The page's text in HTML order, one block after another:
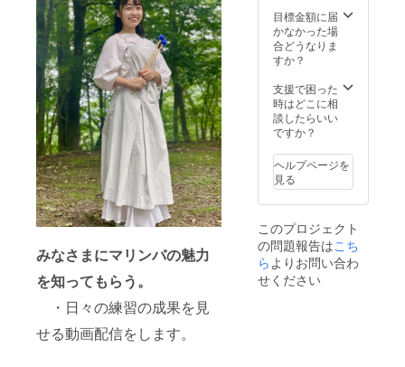
みなさまにマリンバの魅力
を知ってもらう。
・日々の練習の成果を見
せる動画配信をします。
ます！ （マリン
バで弾いて欲し
い曲や、思い出
の詰まった曲、
ど） ※カバー曲
に関しては「権
利元やJASRAC
などの管理団体
ただいたものに
限るかそれに該
当しない曲」と
します。何らか
しらの問題があ
れば、責任は当
方でとります。
・あなたの主催
のイベントに参
目標金額に届
かなかった場
合どうなりま
すか？
支援で困った
時はどこに相
談したらいい
ですか？
ヘルプページを
見る
このプロジェクト
の問題報告はこち
らよりお問い合わ
せください